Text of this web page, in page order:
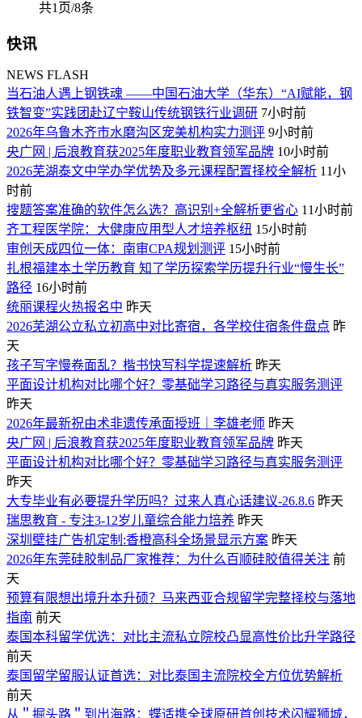
共1页/8条
快讯
NEWS FLASH
当石油人遇上钢铁魂 ——中国石油大学（华东）“AI赋能，钢
铁智变”实践团赴辽宁鞍山传统钢铁行业调研 7小时前
2026年乌鲁木齐市水磨沟区宠美机构实力测评 9小时前
央广网 | 后浪教育获2025年度职业教育领军品牌 10小时前
2026芜湖泰文中学办学优势及多元课程配置择校全解析 11小
时前
搜题答案准确的软件怎么选？高识别+全解析更省心 11小时前
齐工程医学院：大健康应用型人才培养枢纽 15小时前
审创天成四位一体：南审CPA规划测评 15小时前
扎根福建本土学历教育 知了学历探索学历提升行业“慢生长”
路径 16小时前
统丽课程火热报名中 昨天
2026芜湖公立私立初高中对比寄宿，各学校住宿条件盘点 昨
天
孩子写字慢卷面乱？楷书快写科学提速解析 昨天
平面设计机构对比哪个好？零基础学习路径与真实服务测评
昨天
2026年最新祝由术非遗传承面授班｜李雄老师 昨天
央广网 | 后浪教育获2025年度职业教育领军品牌 昨天
平面设计机构对比哪个好？零基础学习路径与真实服务测评
昨天
大专毕业有必要提升学历吗？过来人真心话建议-26.8.6 昨天
瑞思教育 - 专注3-12岁儿童综合能力培养 昨天
深圳壁挂广告机定制:香橙高科全场景显示方案 昨天
2026年东莞硅胶制品厂家推荐：为什么百顺硅胶值得关注 前
天
预算有限想出境升本升硕？马来西亚合规留学完整择校与落地
指南 前天
泰国本科留学优选：对比主流私立院校凸显高性价比升学路径
前天
泰国留学留服认证首选：对比泰国主流院校全方位优势解析
前天
从＂掘头路＂到出海路：蝶适携全球原研首创技术闪耀狮城，